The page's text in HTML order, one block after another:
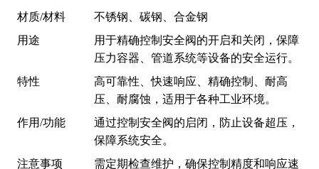
材质/材料
不锈钢、碳钢、合金钢
用途
用于精确控制安全阀的开启和关闭，保障
压力容器、管道系统等设备的安全运行。
特性
高可靠性、快速响应、精确控制、耐高
压、耐腐蚀，适用于各种工业环境。
作用/功能
通过控制安全阀的启闭，防止设备超压，
保障系统安全。
注意事项
需定期检查维护，确保控制精度和响应速